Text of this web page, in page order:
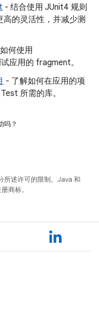
- 结合使用 JUnit4 规则
的灵活性，并减少测
何使用
应用的 fragment。
- 了解如何在应用的项
所需的库。
吗？
所述许可的限制。Java 和
商标。